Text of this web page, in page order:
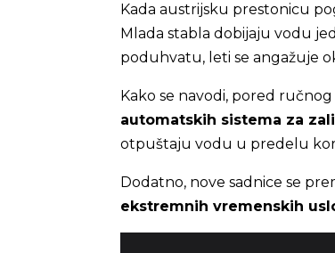
Kada austrijsku prestonicu
Mlada stabla dobijaju vodu
poduhvatu, leti se angažuje
Kako se navodi, pored
automatskih sistema za
otpuštaju vodu u predelu
Dodatno, nove sadnice se
ekstremnih vremenskih